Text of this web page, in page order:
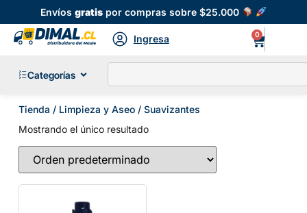
Envíosgratis por compras sobre $25.000
Ingresa 0
Categorías
Tienda / Limpieza y Aseo/ Suavizantes
Mostrando el único resultado